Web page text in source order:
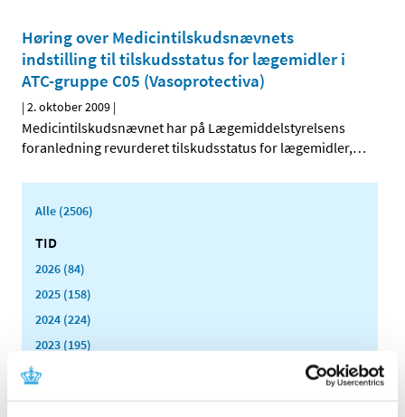
Høring over Medicintilskudsnævnets
indstilling til tilskudsstatus for lægemidler i
ATC-gruppe C05 (Vasoprotectiva)
|2. oktober 2009 |
Medicintilskudsnævnet har på Lægemiddelstyrelsens
foranledning revurderet tilskudsstatus for lægemidler,…
Alle (2506)
TID
2026 (84)
2025 (158)
2024 (224)
2023 (195)
2022 (197)